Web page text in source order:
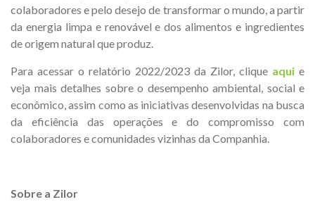
colaboradores e pelo desejo de transformar o mundo, a partir
da energia limpa e renovável e dos alimentos e ingredientes
de origem natural que produz.
Para acessar o relatório 2022/2023 da Zilor, clique aqui e
veja mais detalhes sobre o desempenho ambiental, social e
econômico, assim como as iniciativas desenvolvidas na busca
da eficiência das operações e do compromisso com
colaboradores e comunidades vizinhas da Companhia.
Sobre a Zilor